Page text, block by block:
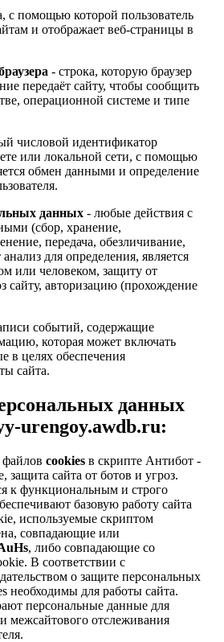
с помощью которой пользователь
и отображает веб-страницы в
- строка, которую браузер
передаёт сайту, чтобы сообщить
операционной системе и типе
числовой идентификатор
или локальной сети, с помощью
обмен данными и определение
данных - любые действия с
(сбор, хранение,
передача, обезличивание,
для определения, является
или человеком, защиту от
сайту, авторизацию (прохождение
событий, содержащие
которая может включать
в целях обеспечения
сайта.
данных
urengoy.awdb.ru:
файлов cookies в скрипте Антибот -
защита сайта от ботов и угроз.
к функциональным и строго
базовую работу сайта
используемые скриптом
совпадающие или
, либо совпадающие со
В соответствии с
о защите персональных
необходимы для работы сайта.
персональные данные для
межсайтового отслеживания